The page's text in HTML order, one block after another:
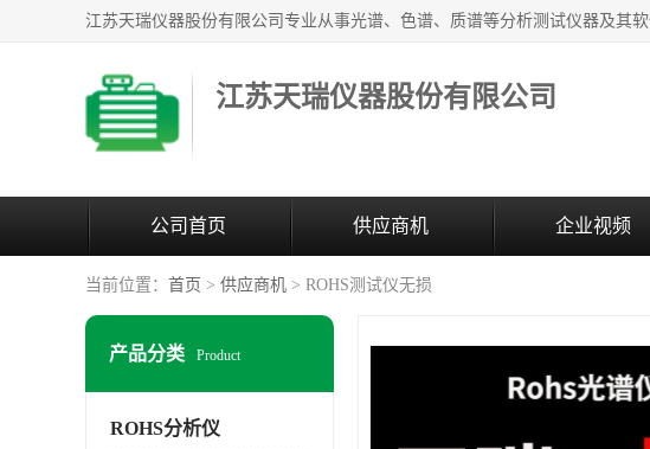
江苏天瑞仪器股份有限公司
公司首页 供应商机 企业视频
当前位置： 首页 > 供应商机 > ROHS测试仪无损
产品分类 Product
ROHS分析仪